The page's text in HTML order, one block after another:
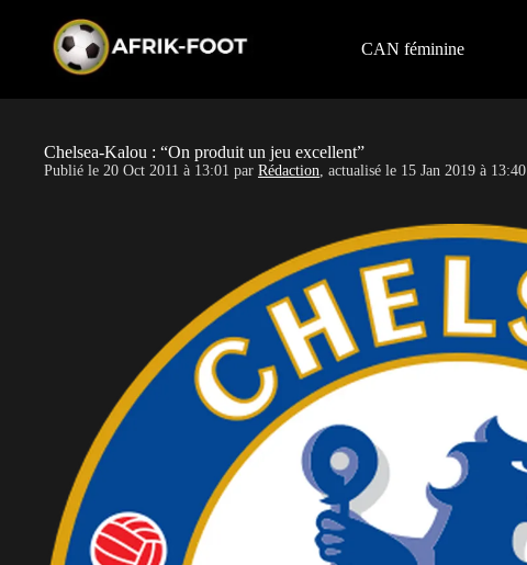
CAN féminine
Chelsea-Kalou : “On produit un jeu excellent”
Publié le 20 Oct 2011 à 13:01 par Rédaction, actualisé le 15 Jan 2019 à 13:40